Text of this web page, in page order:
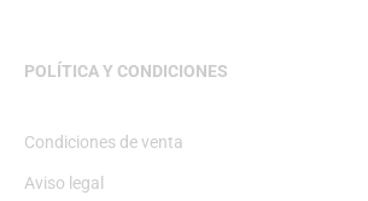
POLÍTICA Y CONDICIONES
Condiciones de venta
Aviso legal